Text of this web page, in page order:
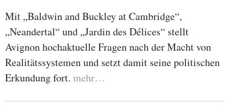
Mit „Baldwin and Buckley at Cambridge“,
„Neandertal“ und „Jardin des Délices“ stellt
Avignon hochaktuelle Fragen nach der Macht von
Realitätssystemen und setzt damit seine politischen
Erkundung fort. mehr…